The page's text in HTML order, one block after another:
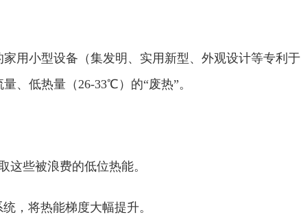
用小型设备（集发明、实用新型、外观设计等专利于
、低热量（26-33℃）的“废热”‌。
这些被浪费的低位热能。
，将热能梯度大幅提升。